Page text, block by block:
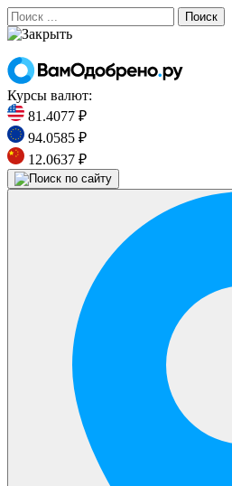
Поиск
Курсы валют:
81.4077 ₽
94.0585 ₽
12.0637 ₽